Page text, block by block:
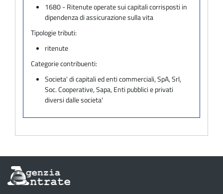
1680 - Ritenute operate sui capitali corrisposti in
dipendenza di assicurazione sulla vita
Tipologie tributi:
ritenute
Categorie contribuenti:
Societa' di capitali ed enti commerciali, SpA, Srl,
Soc. Cooperative, Sapa, Enti pubblici e privati
diversi dalle societa'
Informazioni
sul